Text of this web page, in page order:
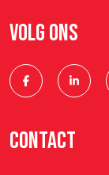
VOLG ONS
CONTACT